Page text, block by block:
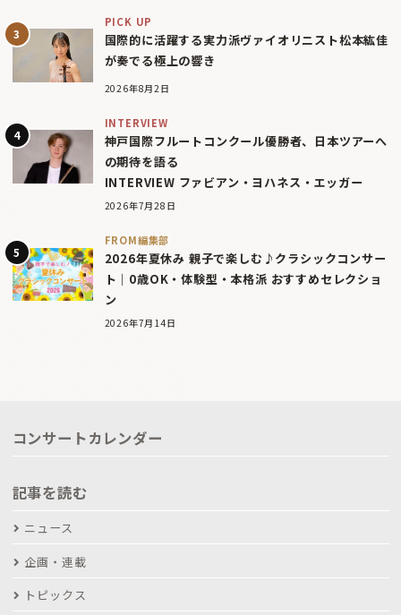
PICK UP
国際的に活躍する実力派ヴァイオリニスト松本紘佳
が奏でる極上の響き
2026年8月2日
INTERVIEW
神戸国際フルートコンクール優勝者、日本ツアーへ
の期待を語る
INTERVIEW ファビアン・ヨハネス・エッガー
2026年7月28日
FROM編集部
2026年夏休み 親子で楽しむ♪クラシックコンサー
ト｜0歳OK・体験型・本格派 おすすめセレクショ
ン
2026年7月14日
コンサートカレンダー
記事を読む
ニュース
企画・連載
トピックス